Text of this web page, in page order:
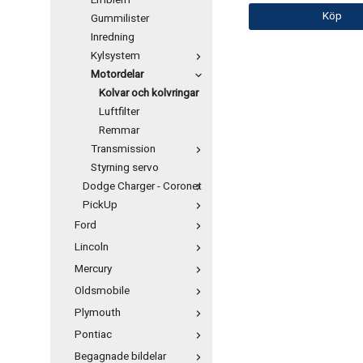
Gummilister
Inredning
Kylsystem
Motordelar
Kolvar och kolvringar
Luftfilter
Remmar
Transmission
Styrning servo
Dodge Charger - Coronet
PickUp
Ford
Lincoln
Mercury
Oldsmobile
Plymouth
Pontiac
Begagnade bildelar
Köp